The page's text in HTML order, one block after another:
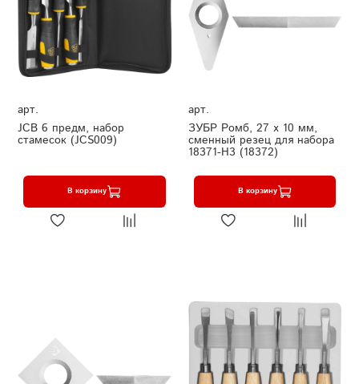
арт.
JCB 6 предм, набор
стамесок (JCS009)
В корзину
арт.
ЗУБР Ромб, 27 х 10 мм,
сменный резец для набора
18371-H3 (18372)
В корзину